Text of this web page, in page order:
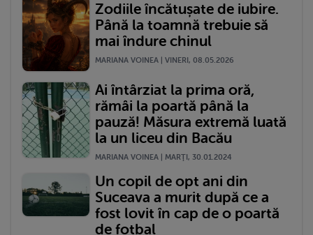
Zodiile încătușate de iubire.
Până la toamnă trebuie să
mai îndure chinul
MARIANA VOINEA | VINERI, 08.05.2026
Ai întârziat la prima oră,
rămâi la poartă până la
pauză! Măsura extremă luată
la un liceu din Bacău
MARIANA VOINEA | MARŢI, 30.01.2024
Un copil de opt ani din
Suceava a murit după ce a
fost lovit în cap de o poartă
de fotbal